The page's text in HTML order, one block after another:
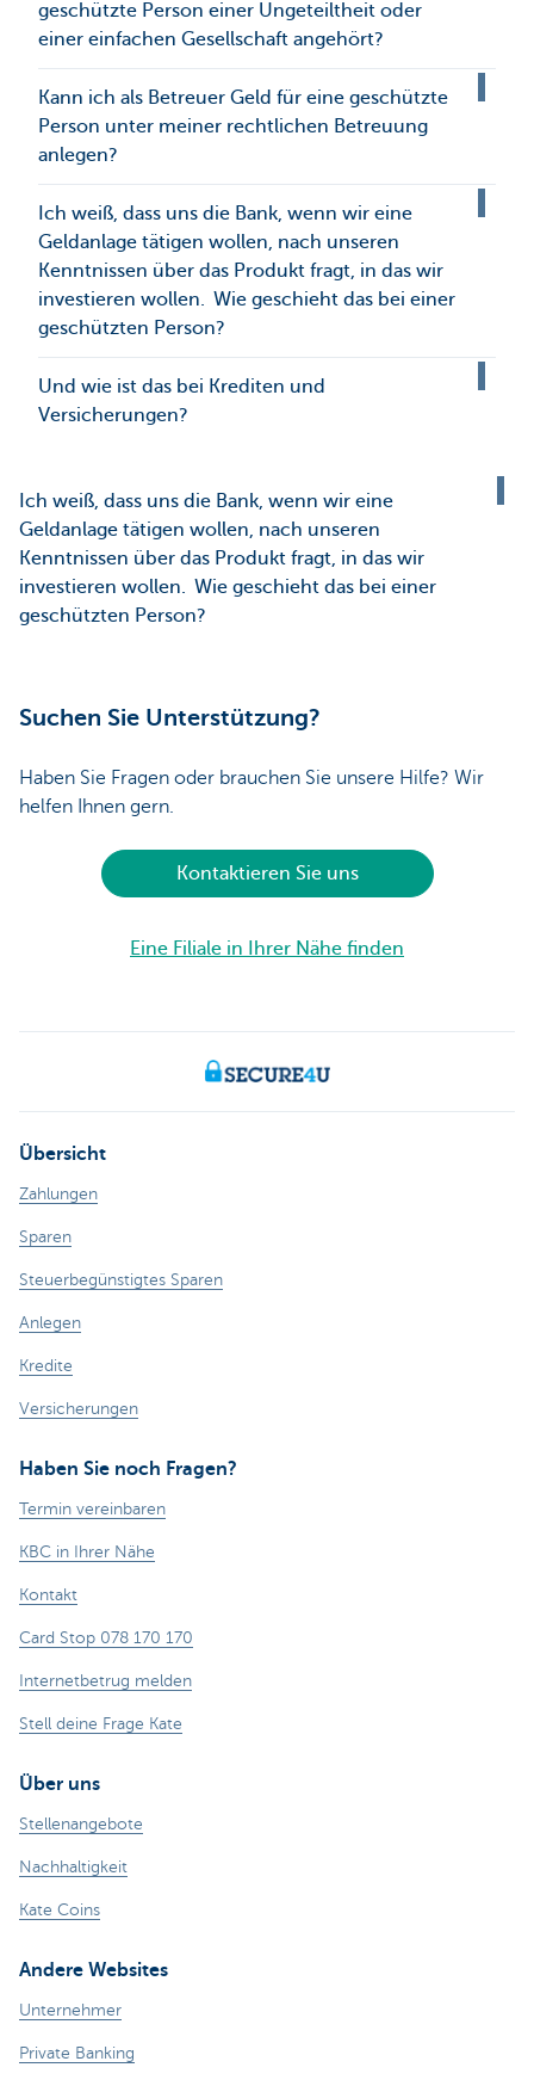
geschützte Person einer Ungeteiltheit oder
einer einfachen Gesellschaft angehört?
Kann ich als Betreuer Geld für eine geschützte
Person unter meiner rechtlichen Betreuung
anlegen?
Ich weiß, dass uns die Bank, wenn wir eine
Geldanlage tätigen wollen, nach unseren
Kenntnissen über das Produkt fragt, in das wir
investieren wollen. Wie geschieht das bei einer
geschützten Person?
Und wie ist das bei Krediten und
Versicherungen?
Ich weiß, dass uns die Bank, wenn wir eine
Geldanlage tätigen wollen, nach unseren
Kenntnissen über das Produkt fragt, in das wir
investieren wollen. Wie geschieht das bei einer
geschützten Person?
Suchen Sie Unterstützung?
Haben Sie Fragen oder brauchen Sie unsere Hilfe? Wir
helfen Ihnen gern.
Kontaktieren Sie uns
Eine Filiale in Ihrer Nähe finden
Übersicht
Zahlungen
Sparen
Steuerbegünstigtes Sparen
Anlegen
Kredite
Versicherungen
Haben Sie noch Fragen?
Termin vereinbaren
KBC in Ihrer Nähe
Kontakt
Card Stop 078 170 170
Internetbetrug melden
Stell deine Frage Kate
Über uns
Stellenangebote
Nachhaltigkeit
Kate Coins
Andere Websites
Unternehmer
Private Banking